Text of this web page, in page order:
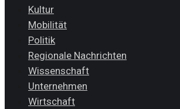
Kultur
Mobilität
Politik
Regionale Nachrichten
Wissenschaft
Unternehmen
Wirtschaft